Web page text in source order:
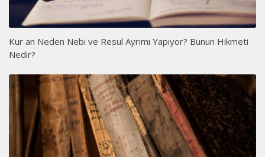
Kur an Neden Nebi ve Resul Ayrımı Yapıyor? Bunun Hikmeti
Nedir?